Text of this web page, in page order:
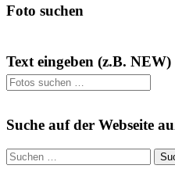
Foto suchen
Text eingeben (z.B. NEW)
Suche auf der Webseite
Suchen
nach: